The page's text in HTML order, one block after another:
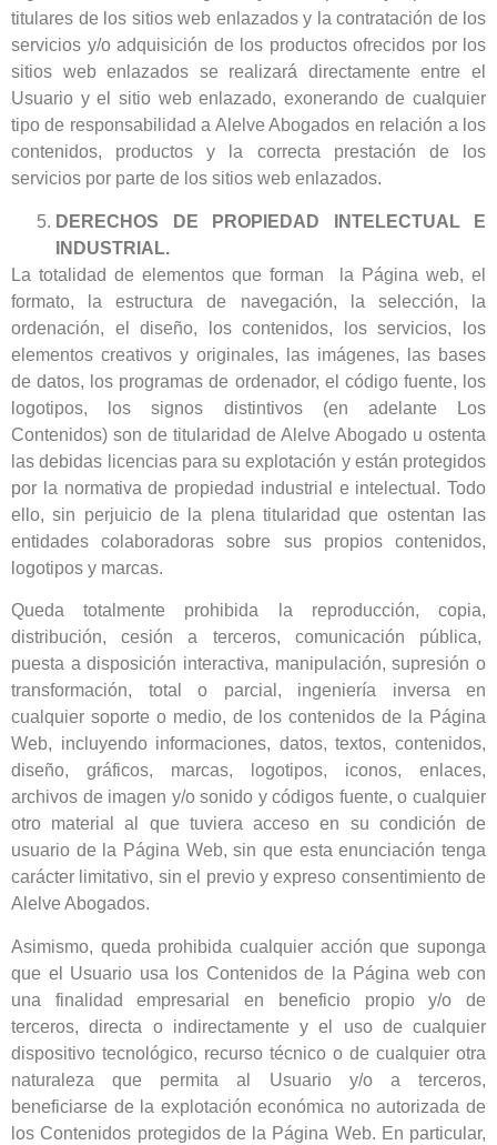
titulares de los sitios web enlazados y la contratación de los
servicios y/o adquisición de los productos ofrecidos por los
sitios web enlazados se realizará directamente entre el
Usuario y el sitio web enlazado, exonerando de cualquier
tipo de responsabilidad a Alelve Abogados en relación a los
contenidos, productos y la correcta prestación de los
servicios por parte de los sitios web enlazados.
DERECHOS DE PROPIEDAD INTELECTUAL E
INDUSTRIAL.
La totalidad de elementos que forman la Página web, el
formato, la estructura de navegación, la selección, la
ordenación, el diseño, los contenidos, los servicios, los
elementos creativos y originales, las imágenes, las bases
de datos, los programas de ordenador, el código fuente, los
logotipos, los signos distintivos (en adelante Los
Contenidos) son de titularidad de Alelve Abogado u ostenta
las debidas licencias para su explotación y están protegidos
por la normativa de propiedad industrial e intelectual. Todo
ello, sin perjuicio de la plena titularidad que ostentan las
entidades colaboradoras sobre sus propios contenidos,
logotipos y marcas.
Queda totalmente prohibida la reproducción, copia,
distribución, cesión a terceros, comunicación pública,
puesta a disposición interactiva, manipulación, supresión o
transformación, total o parcial, ingeniería inversa en
cualquier soporte o medio, de los contenidos de la Página
Web, incluyendo informaciones, datos, textos, contenidos,
diseño, gráficos, marcas, logotipos, iconos, enlaces,
archivos de imagen y/o sonido y códigos fuente, o cualquier
otro material al que tuviera acceso en su condición de
usuario de la Página Web, sin que esta enunciación tenga
carácter limitativo, sin el previo y expreso consentimiento de
Alelve Abogados.
Asimismo, queda prohibida cualquier acción que suponga
que el Usuario usa los Contenidos de la Página web con
una finalidad empresarial en beneficio propio y/o de
terceros, directa o indirectamente y el uso de cualquier
dispositivo tecnológico, recurso técnico o de cualquier otra
naturaleza que permita al Usuario y/o a terceros,
beneficiarse de la explotación económica no autorizada de
los Contenidos protegidos de la Página Web. En particular,